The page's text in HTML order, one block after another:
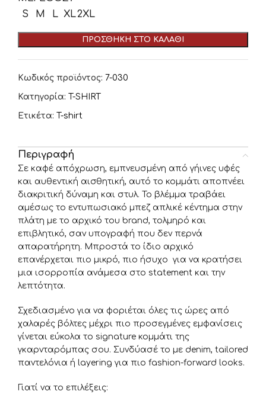
S
M L XL2XL
ΠΡΟΣΘΉΚΗ ΣΤΟ ΚΑΛΆΘΙ
Κωδικός προϊόντος: 7-030
Κατηγορία: T-SHIRT
Ετικέτα: T-shirt
Περιγραφή
Σε καφέ απόχρωση, εμπνευσμένη από γήινες υφές
και αυθεντική αισθητική, αυτό το κομμάτι αποπνέει
διακριτική δύναμη και στυλ. Το βλέμμα τραβάει
αμέσως το εντυπωσιακό μπεζ απλικέ κέντημα στην
πλάτη με το αρχικό του brand, τολμηρό και
επιβλητικό, σαν υπογραφή που δεν περνά
απαρατήρητη. Μπροστά το ίδιο αρχικό
επανέρχεται πιο μικρό, πιο ήσυχο για να κρατήσει
μια ισορροπία ανάμεσα στο statement και την
λεπτότητα.
Σχεδιασμένο για να φοριέται όλες τις ώρες από
χαλαρές βόλτες μέχρι πιο προσεγμένες εμφανίσεις
γίνεται εύκολα το signature κομμάτι της
γκαρνταρόμπας σου. Συνδύασέ το με denim, tailored
παντελόνια ή layering για πιο fashion-forward looks.
Γιατί να το επιλέξεις: